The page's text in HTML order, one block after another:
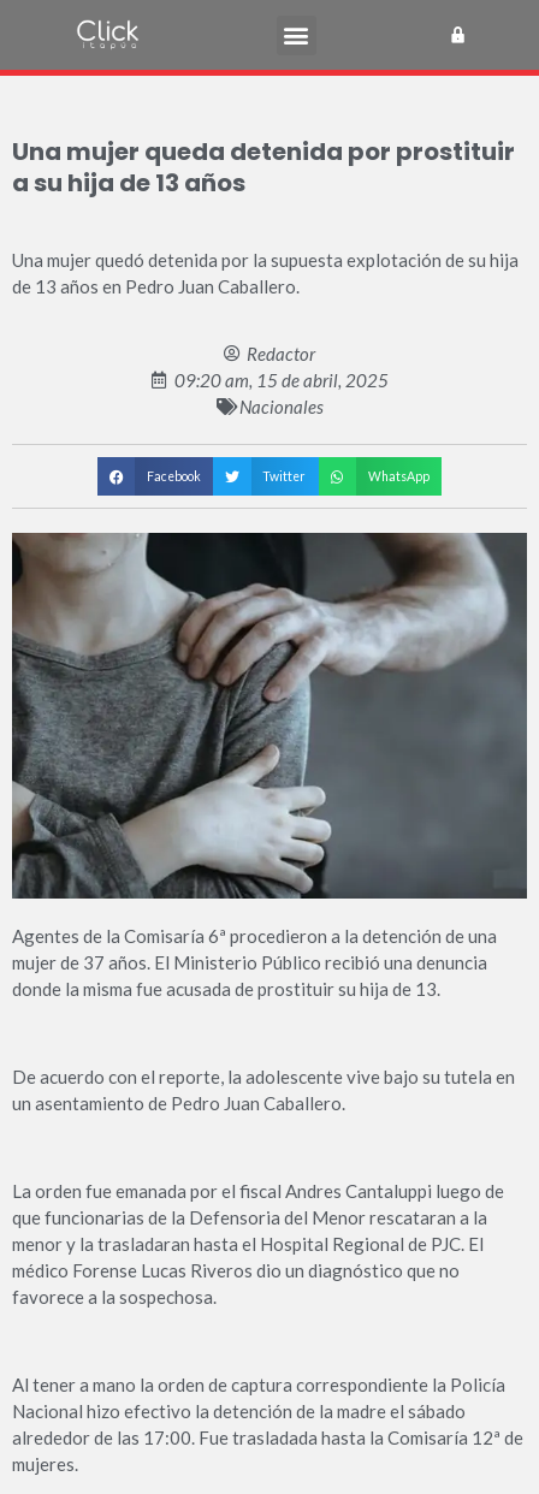
Una mujer queda detenida por prostituir
a su hija de 13 años
Una mujer quedó detenida por la supuesta explotación de su hija
de 13 años en Pedro Juan Caballero.
Redactor
09:20 am, 15 de abril, 2025
Nacionales
Facebook Twitter WhatsApp
Agentes de la Comisaría 6ª procedieron a la detención de una
mujer de 37 años. El Ministerio Público recibió una denuncia
donde la misma fue acusada de prostituir su hija de 13.
De acuerdo con el reporte, la adolescente vive bajo su tutela en
un asentamiento de Pedro Juan Caballero.
La orden fue emanada por el fiscal Andres Cantaluppi luego de
que funcionarias de la Defensoria del Menor rescataran a la
menor y la trasladaran hasta el Hospital Regional de PJC. El
médico Forense Lucas Riveros dio un diagnóstico que no
favorece a la sospechosa.
Al tener a mano la orden de captura correspondiente la Policía
Nacional hizo efectivo la detención de la madre el sábado
alrededor de las 17:00. Fue trasladada hasta la Comisaría 12ª de
mujeres.